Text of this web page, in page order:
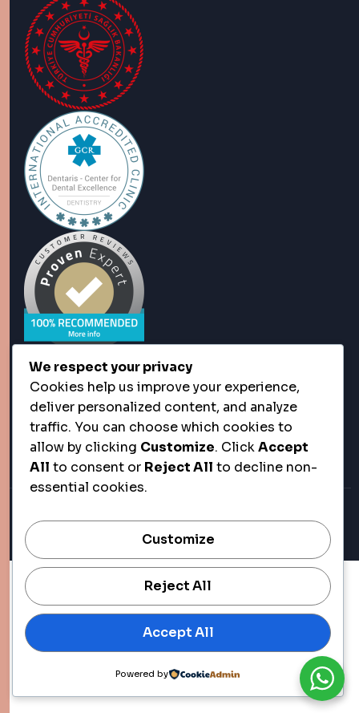
Rights Reserved.
We respect your privacy
Cookies help us improve your experience,
deliver personalized content, and analyze
traffic. You can choose which cookies to
allow by clicking Customize. ClickAccept
All to consent or Reject All to decline non-
essential cookies.
Customize
Reject All
Accept All
Powered by